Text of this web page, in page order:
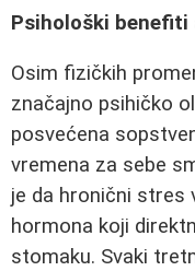
Psihološki
Osim fizičkih
značajno psihičko
posvećena
vremena za sebe
je da hronični stres
hormona koji
stomaku. Svaki